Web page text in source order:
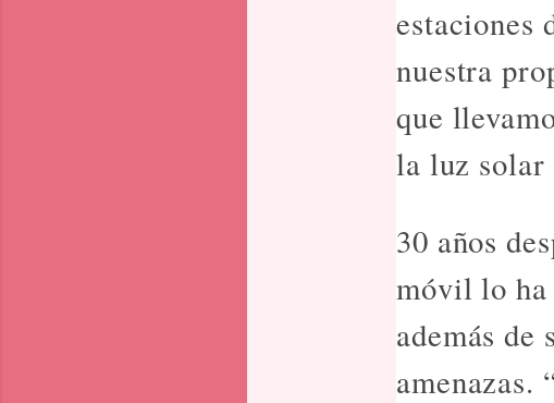
estaciones
nuestra
que
la luz
30 años
móvil lo ha
además de
amenazas.